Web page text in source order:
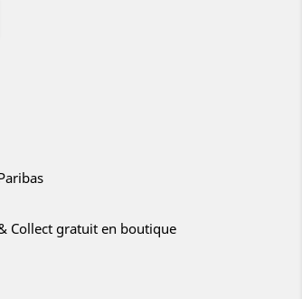
Collect gratuit en boutique